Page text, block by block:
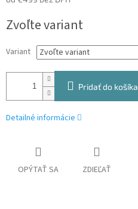
cena:
Zvoľte variant
Variant
Pridať do košíka
Detailné informácie
OPÝTAŤ SA ZDIEĽAŤ